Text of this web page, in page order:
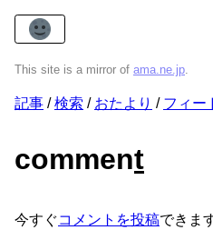
This site is a mirror of ama.ne.jp.
記事 検索 おたより フィー
comment
今すぐコメントを投稿できま